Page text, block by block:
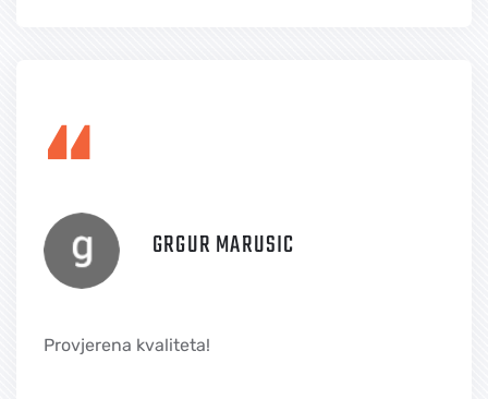
“ GRGUR MARUSIC
Provjerena kvaliteta!